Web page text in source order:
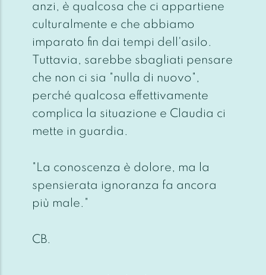
anzi, è qualcosa che ci appartiene
culturalmente e che abbiamo
imparato fin dai tempi dell'asilo.
Tuttavia, sarebbe sbagliati pensare
che non ci sia " nulla di nuovo",
perché qualcosa effettivamente
complica la situazione e Claudia ci
mette in guardia.
"La conoscenza è dolore, ma la
spensierata ignoranza fa ancora
più male."
CB.